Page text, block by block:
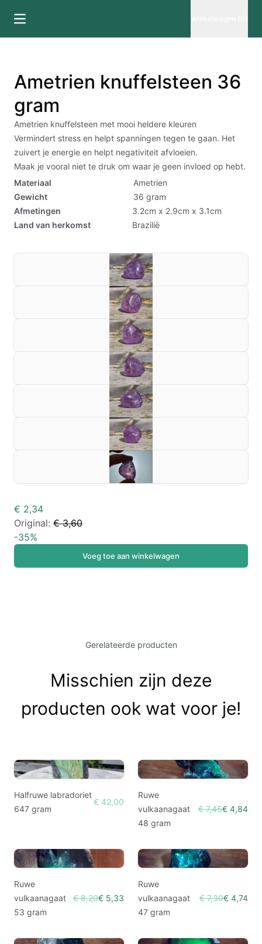
Ametrien knuffelsteen 36
gram
Ametrien knuffelsteen met mooi heldere kleuren
Vermindert stress en helpt spanningen tegen te gaan. Het
zuivert je energie en helpt negativiteit afvloeien.
Maak je vooral niet te druk om waar je geen invloed op hebt.
Materiaal
Ametrien
Gewicht
36 gram
Afmetingen
3.2cm x 2.9cm x 3.1cm
Land van herkomst
Brazilië
€ 2,34
Original: € 3,60
-35%
Voeg toe aan winkelwagen
Gerelateerde producten
Misschien zijn deze
producten ook wat voor je!
Halfruwe labradoriet
647 gram
€ 42,00
Ruwe
vulkaanagaat
48 gram
€ 7,45€ 4,84
Ruwe
vulkaanagaat
53 gram
€ 8,20€ 5,33
Ruwe
vulkaanagaat
47 gram
€ 7,30€ 4,74